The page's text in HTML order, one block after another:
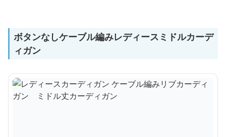
ボタンなしケーブル編みレディースミドルカーデ
ィガン